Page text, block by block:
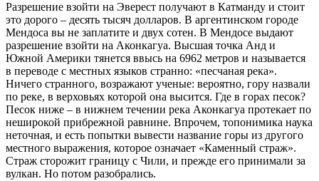
Разрешение взойти на Эверест получают в Катманду и стоит
это дорого – десять тысяч долларов. В аргентинском городе
Мендоса вы не заплатите и двух сотен. В Мендосе выдают
разрешение взойти на Аконкагуа. Высшая точка Анд и
Южной Америки тянется ввысь на 6962 метров и называется
в переводе с местных языков странно: «песчаная река».
Ничего странного, возражают ученые: вероятно, гору назвали
по реке, в верховьях которой она высится. Где в горах песок?
Песок ниже – в нижнем течении река Аконкагуа протекает по
неширокой прибрежной равнине. Впрочем, топонимика наука
неточная, и есть попытки вывести название горы из другого
местного выражения, которое означает «Каменный страж».
Страж сторожит границу с Чили, и прежде его принимали за
вулкан. Но потом разобрались.